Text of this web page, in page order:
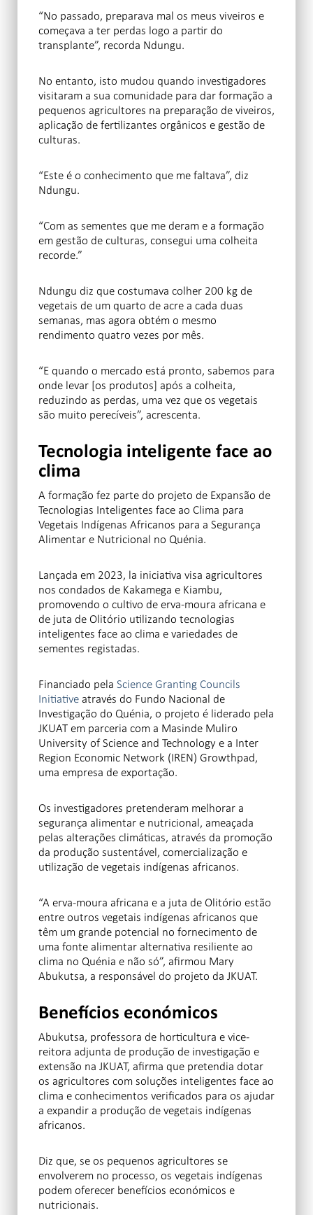
“No passado, preparava mal os meus viveiros e
começava a ter perdas logo a partir do
transplante”, recorda Ndungu.
No entanto, isto mudou quando investigadores
visitaram a sua comunidade para dar formação a
pequenos agricultores na preparação de viveiros,
aplicação de fertilizantes orgânicos e gestão de
culturas.
“Este é o conhecimento que me faltava”, diz
Ndungu.
“Com as sementes que me deram e a formação
em gestão de culturas, consegui uma colheita
recorde.”
Ndungu diz que costumava colher 200 kg de
vegetais de um quarto de acre a cada duas
semanas, mas agora obtém o mesmo
rendimento quatro vezes por mês.
“E quando o mercado está pronto, sabemos para
onde levar [os produtos] após a colheita,
reduzindo as perdas, uma vez que os vegetais
são muito perecíveis”, acrescenta.
Tecnologia inteligente face ao
clima
A formação fez parte do projeto de Expansão de
Tecnologias Inteligentes face ao Clima para
Vegetais Indígenas Africanos para a Segurança
Alimentar e Nutricional no Quénia.
Lançada em 2023, la iniciativa visa agricultores
nos condados de Kakamega e Kiambu,
promovendo o cultivo de erva-moura africana e
de juta de Olitório utilizando tecnologias
inteligentes face ao clima e variedades de
sementes registadas.
Financiado pela Science Granting Councils
Initiative através do Fundo Nacional de
Investigação do Quénia, o projeto é liderado pela
JKUAT em parceria com a Masinde Muliro
University of Science and Technology e a Inter
Region Economic Network (IREN) Growthpad,
uma empresa de exportação.
Os investigadores pretenderam melhorar a
segurança alimentar e nutricional, ameaçada
pelas alterações climáticas, através da promoção
da produção sustentável, comercialização e
utilização de vegetais indígenas africanos.
“A erva-moura africana e a juta de Olitório estão
entre outros vegetais indígenas africanos que
têm um grande potencial no fornecimento de
uma fonte alimentar alternativa resiliente ao
clima no Quénia e não só”, afirmou Mary
Abukutsa, a responsável do projeto da JKUAT.
Benefícios económicos
Abukutsa, professora de horticultura e vice-
reitora adjunta de produção de investigação e
extensão na JKUAT, afirma que pretendia dotar
os agricultores com soluções inteligentes face ao
clima e conhecimentos verificados para os ajudar
a expandir a produção de vegetais indígenas
africanos.
Diz que, se os pequenos agricultores se
envolverem no processo, os vegetais indígenas
podem oferecer benefícios económicos e
nutricionais.